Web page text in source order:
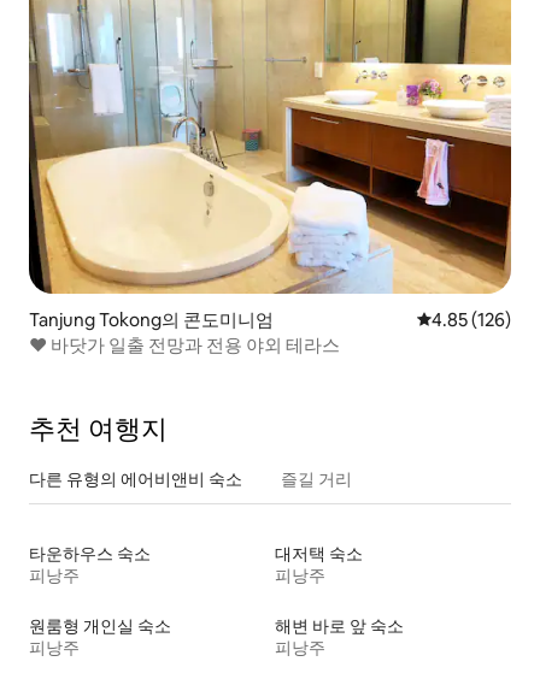
Tanjung Tokong의 콘도미니엄 평점 4.85점(5
4.85 (126)
❤️ 바닷가 일출 전망과 전용 야외 테라스
추천 여행지
다른 유형의 에어비앤비 숙소 즐길 거리
타운하우스 숙소
피낭주
대저택 숙소
피낭주
원룸형 개인실 숙소
피낭주
해변 바로 앞 숙소
피낭주